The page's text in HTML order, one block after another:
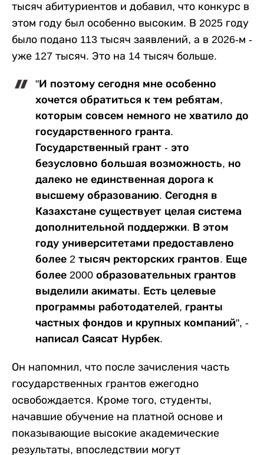
тысяч абитуриентов и добавил, что конкурс в
этом году был особенно высоким. В 2025 году
было подано 113 тысяч заявлений, а в 2026-м -
уже 127 тысяч. Это на 14 тысяч больше.
"И поэтому сегодня мне особенно
хочется обратиться к тем ребятам,
которым совсем немного не хватило до
государственного гранта.
Государственный грант - это
безусловно большая возможность, но
далеко не единственная дорога к
высшему образованию. Сегодня в
Казахстане существует целая система
дополнительной поддержки. В этом
году университетами предоставлено
более 2 тысяч ректорских грантов. Еще
более 2000 образовательных грантов
выделили акиматы. Есть целевые
программы работодателей, гранты
частных фондов и крупных компаний", -
написал Саясат Нурбек.
Он напомнил, что после зачисления часть
государственных грантов ежегодно
освобождается. Кроме того, студенты,
начавшие обучение на платной основе и
показывающие высокие академические
результаты, впоследствии могут